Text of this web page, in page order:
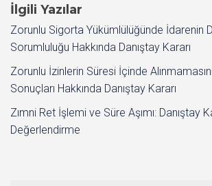
İlgili Yazılar
Zorunlu Sigorta Yükümlülüğünde İdarenin
Sorumluluğu Hakkında Danıştay Kararı
Zorunlu İzinlerin Süresi İçinde
Sonuçları Hakkında Danıştay Kararı
Zımni Ret İşlemi ve Süre Aşımı: Danıştay
Değerlendirme